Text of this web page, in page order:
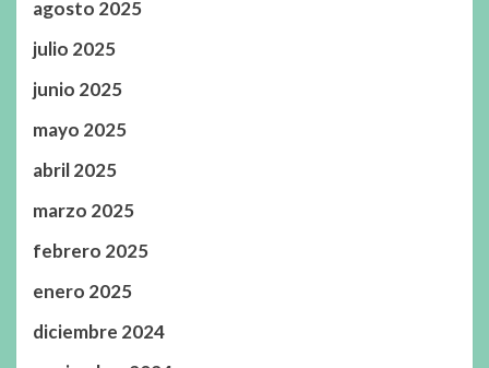
agosto 2025
julio 2025
junio 2025
mayo 2025
abril 2025
marzo 2025
febrero 2025
enero 2025
diciembre 2024